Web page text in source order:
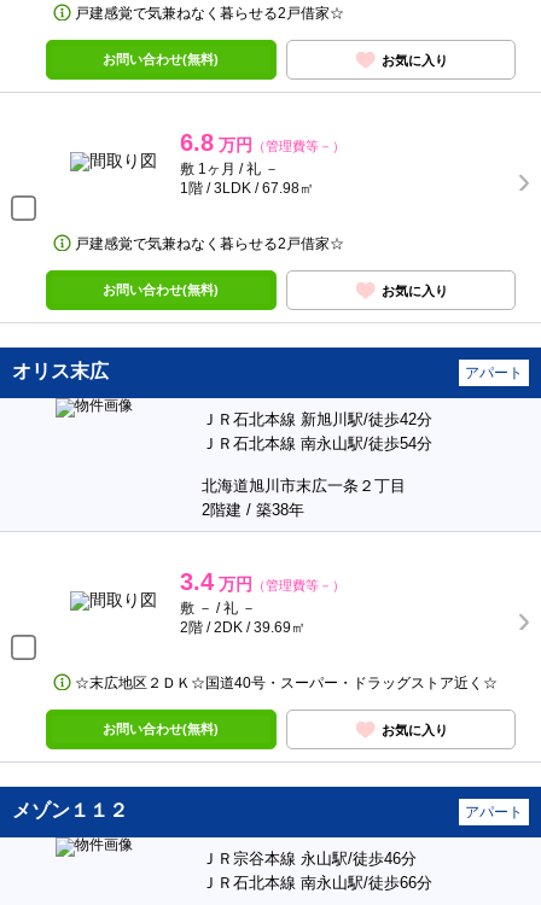
戸建感覚で気兼ねなく暮らせる2戸借家☆
お問い合わせ(無料) お気に入り
6.8 万円 （管理費等－）
敷 1ヶ月 / 礼 －
1階 / 3LDK / 67.98㎡
戸建感覚で気兼ねなく暮らせる2戸借家☆
お問い合わせ(無料) お気に入り
オリス末広 アパート
ＪＲ石北本線 新旭川駅/徒歩42分
ＪＲ石北本線 南永山駅/徒歩54分
北海道旭川市末広一条２丁目
2階建 / 築38年
3.4 万円 （管理費等－）
敷 － / 礼 －
2階 / 2DK / 39.69㎡
☆末広地区２ＤＫ☆国道40号・スーパー・ドラッグストア近く☆
お問い合わせ(無料) お気に入り
メゾン１１２ アパート
ＪＲ宗谷本線 永山駅/徒歩46分
ＪＲ石北本線 南永山駅/徒歩66分